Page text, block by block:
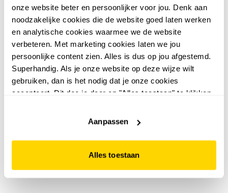
onze website beter en persoonlijker voor jou. Denk aan
noodzakelijke cookies die de website goed laten werken
en analytische cookies waarmee we de website
verbeteren. Met marketing cookies laten we jou
persoonlijke content zien. Alles is dus op jou afgestemd.
Superhandig. Als je onze website op deze wijze wilt
gebruiken, dan is het nodig dat je onze cookies
accepteert. Dit doe je door op "Alles toestaan" te klikken.
website niet optimaal functioneert.
Aanpassen
Alles toestaan